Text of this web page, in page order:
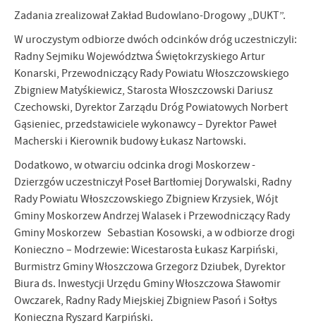
Zadania zrealizował Zakład Budowlano-Drogowy „DUKT”.
W uroczystym odbiorze dwóch odcinków dróg uczestniczyli:
Radny Sejmiku Województwa Świętokrzyskiego Artur
Konarski, Przewodniczący Rady Powiatu Włoszczowskiego
Zbigniew Matyśkiewicz, Starosta Włoszczowski Dariusz
Czechowski, Dyrektor Zarządu Dróg Powiatowych Norbert
Gąsieniec, przedstawiciele wykonawcy – Dyrektor Paweł
Macherski i Kierownik budowy Łukasz Nartowski.
Dodatkowo, w otwarciu odcinka drogi Moskorzew -
Dzierzgów uczestniczył Poseł Bartłomiej Dorywalski, Radny
Rady Powiatu Włoszczowskiego Zbigniew Krzysiek, Wójt
Gminy Moskorzew Andrzej Walasek i Przewodniczący Rady
Gminy Moskorzew Sebastian Kosowski, a w odbiorze drogi
Konieczno – Modrzewie: Wicestarosta Łukasz Karpiński,
Burmistrz Gminy Włoszczowa Grzegorz Dziubek, Dyrektor
Biura ds. Inwestycji Urzędu Gminy Włoszczowa Sławomir
Owczarek, Radny Rady Miejskiej Zbigniew Pasoń i Sołtys
Konieczna Ryszard Karpiński.